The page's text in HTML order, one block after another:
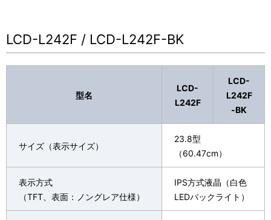
ま
ョ
ン
LCD-L242F / LCD-L242F-BK
型名
LCD-
L242F
LCD-
L242F
-BK
サイズ（表示サイズ）
23.8型
（60.47cm）
表示方式
（TFT、表面：ノングレア仕様）
IPS方式液晶（白色
LEDバックライト）